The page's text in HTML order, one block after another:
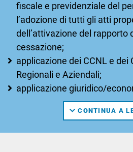
fiscale e previdenziale del
l’adozione di tutti gli atti
dell’attivazione del rapporto
cessazione;
applicazione dei CCNL e
Regionali e Aziendali;
applicazione giuridico/
di sviluppo di carriera del
progressioni di carriera,
CONTINUA A